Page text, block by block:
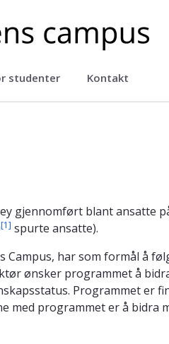
studenter Kontakt
gjennomført blant ansatte
[1] spurte ansatte).
har som formål å
ønsker programmet å
Programmet er
med programmet er å bidra